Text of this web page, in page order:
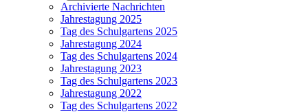
Archivierte Nachrichten
Jahrestagung 2025
Tag des Schulgartens 2025
Jahrestagung 2024
Tag des Schulgartens 2024
Jahrestagung 2023
Tag des Schulgartens 2023
Jahrestagung 2022
Tag des Schulgartens 2022